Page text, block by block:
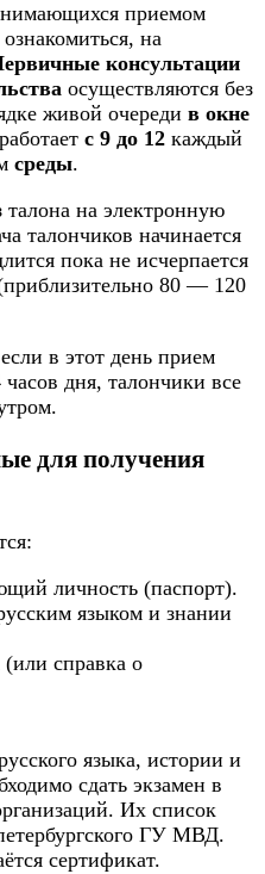
приемом
на
консультации
осуществляются без
живой очереди в окне
с 9 до 12 каждый
среды.
на электронную
талончиков начинается
пока не исчерпается
80 — 120
в этот день прием
дня, талончики все
для получения
личность (паспорт).
языком и знании
справка о
языка, истории и
сдать экзамен в
Их список
ГУ МВД.
сертификат.